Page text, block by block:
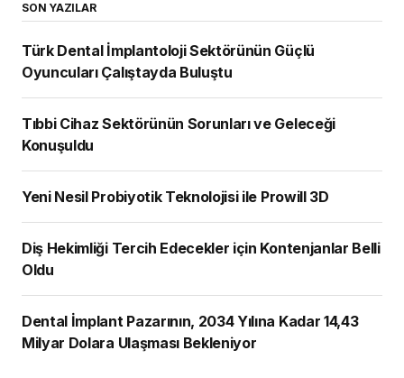
SON YAZILAR
Türk Dental İmplantoloji Sektörünün Güçlü
Oyuncuları Çalıştayda Buluştu
Tıbbi Cihaz Sektörünün Sorunları ve Geleceği
Konuşuldu
Yeni Nesil Probiyotik Teknolojisi ile Prowill 3D
Diş Hekimliği Tercih Edecekler için Kontenjanlar Belli
Oldu
Dental İmplant Pazarının, 2034 Yılına Kadar 14,43
Milyar Dolara Ulaşması Bekleniyor